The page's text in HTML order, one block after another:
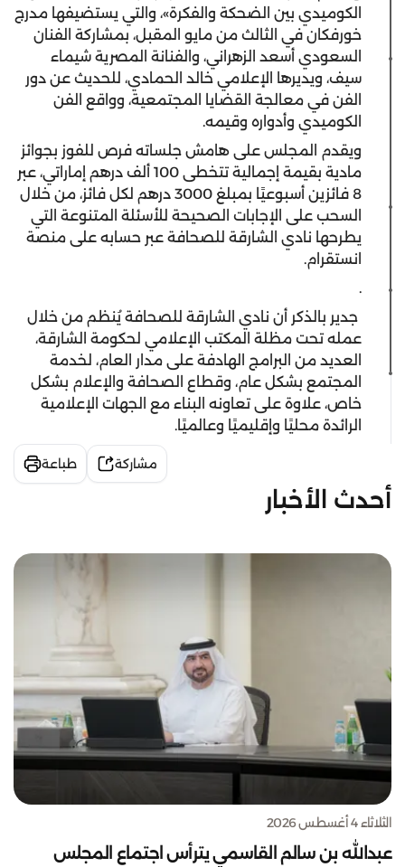
الكوميدي بين الضحكة والفكرة»، والتي يستضيفها مدرج
خورفكان في الثالث من مايو المقبل، بمشاركة الفنان
السعودي أسعد الزهراني، والفنانة المصرية شيماء
سيف، ويديرها الإعلامي خالد الحمادي، للحديث عن دور
الفن في معالجة القضايا المجتمعية، وواقع الفن
الكوميدي وأدواره وقيمه.
ويقدم المجلس على هامش جلساته فرص للفوز بجوائز
مادية بقيمة إجمالية تتخطى 100 ألف درهم إماراتي، عبر
8 فائزين أسبوعيًا بمبلغ 3000 درهم لكل فائز، من خلال
السحب على الإجابات الصحيحة للأسئلة المتنوعة التي
يطرحها نادي الشارقة للصحافة عبر حسابه على منصة
انستقرام.
.
جدير بالذكر أن نادي الشارقة للصحافة يُنظم من خلال
عمله تحت مظلة المكتب الإعلامي لحكومة الشارقة،
العديد من البرامج الهادفة على مدار العام، لخدمة
المجتمع بشكل عام، وقطاع الصحافة والإعلام بشكل
خاص، علاوة على تعاونه البناء مع الجهات الإعلامية
الرائدة محليًا وإقليميًا وعالميًا.
مشاركة طباعة
أحدث الأخبار
الثلاثاء 4 أغسطس 2026
عبدالله بن سالم القاسمي يترأس اجتماع المجلس